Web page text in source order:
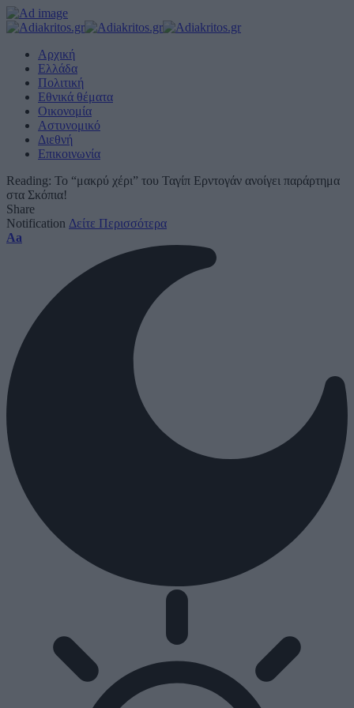
Αρχική
Ελλάδα
Πολιτική
Εθνικά θέματα
Οικονομία
Αστυνομικό
Διεθνή
Επικοινωνία
Reading: Το “μακρύ χέρι” του Ταγίπ Ερντογάν ανοίγει παράρτημα
στα Σκόπια!
Share
Notification Δείτε Περισσότερα
Font
Aa